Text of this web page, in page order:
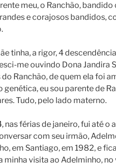
meu, o Ranchão, bandido
e corajosos bandidos,
tinha, a rigor, 4
me ouvindo Dona Jandira
Ranchão, de quem ela foi
genética, eu sou parente de
Tudo, pelo lado materno.
nas férias de janeiro, fui até
com seu irmão,
em Santiago, em 1982, e
minha visita ao Adelminho,